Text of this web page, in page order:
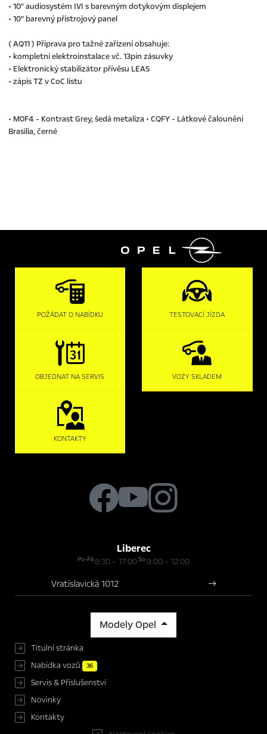
• 10" audiosystém IVI s barevným dotykovým displejem
• 10" barevný přístrojový panel
( AQ11 ) Příprava pro tažné zařízení obsahuje:
• kompletní elektroinstalace vč. 13pin zásuvky
• Elektronický stabilizátor přívěsu LEAS
• zápis TZ v CoC listu
• M0F4 - Kontrast Grey, šedá metalíza • CQFY - Látkové čalounění

POŽÁDAT O NABÍDKU TESTOVACÍ JÍZDA
OBJEDNAT NA SERVIS VOZY SKLADEM
KONTAKTY
Liberec
Po-Pá8:30 – 17:00So9:00 – 12:00
Vratislavická 1012
Modely Opel
Titulní stránka
Nabídka vozů
36
Servis & Příslušenství
Novinky
Kontakty